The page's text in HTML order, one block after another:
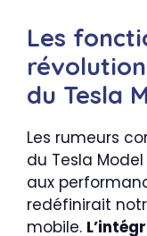
Les
du Tesla
Les rumeurs
du Tesla
aux
redéfinirait
mobile.